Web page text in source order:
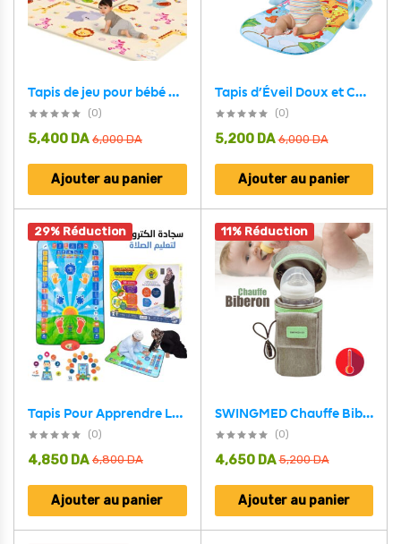
Tapis de jeu pour bébé pliable mousse XPE double face imperméable – بساط ألعاب للأطفال
(0)
6,000DA
5,400 DA
Ajouter au panier
Tapis d’Éveil Doux et Coloré pour bébé Avec Piano – بساط ألعاب للأطفال
(0)
6,000DA
5,200 DA
Ajouter au panier
29% Réduction
Tapis Pour Apprendre La Prière Aux Enfants سجادة الصلاة التعليمية
(0)
6,800DA
4,850 DA
Ajouter au panier
11% Réduction
SWINGMED Chauffe Biberon Maison et Voiture USB – سخان قارورة الحليب محمول
(0)
5,200DA
4,650 DA
Ajouter au panier